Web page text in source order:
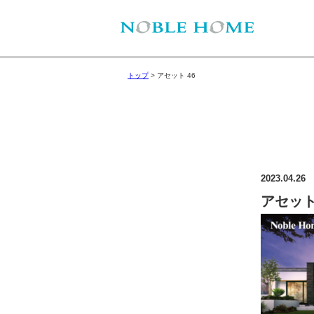
トップ> アセット 46
2023.04.26
アセッ